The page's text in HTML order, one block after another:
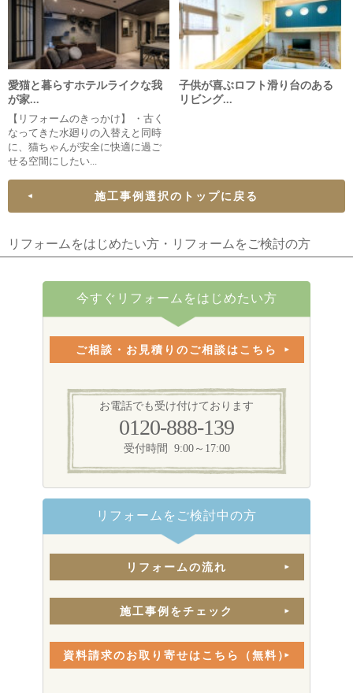
愛猫と暮らすホテルライクな我
が家...
【リフォームのきっかけ】 ・古く
なってきた水廻りの入替えと同時
に、猫ちゃんが安全に快適に過ご
せる空間にしたい...
子供が喜ぶロフト滑り台のある
リビング...
施工事例選択のトップに戻る
リフォームをはじめたい方・リフォームをご検討の方
今すぐリフォームをはじめたい方
ご相談・お見積りのご相談はこちら
お電話でも受け付けております
0120-888-139
受付時間 9:00～17:00
リフォームをご検討中の方
リフォームの流れ
施工事例をチェック
資料請求のお取り寄せはこちら（無料）